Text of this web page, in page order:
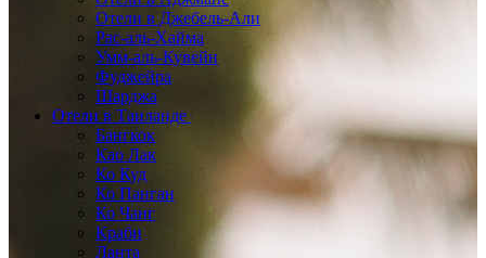
Отели в Джебель-Али
Рас-аль-Хайма
Умм-аль-Кувейн
Фуджейра
Шарджа
Отели в Таиланде
Бангкок
Као Лак
Ко Куд
Ко Панган
Ко Чанг
Краби
Ланта